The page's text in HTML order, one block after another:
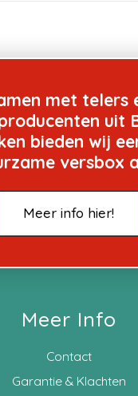
met telers
uit
bieden wij
versbox
Meer info hier!
Meer Info
Contact
Garantie & Klachten